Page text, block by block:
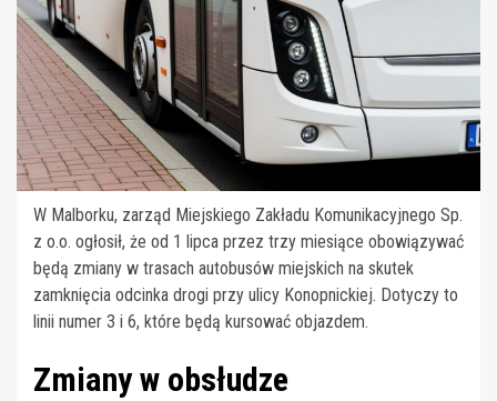
W Malborku, zarząd Miejskiego Zakładu Komunikacyjnego Sp.
z o.o. ogłosił, że od 1 lipca przez trzy miesiące obowiązywać
będą zmiany w trasach autobusów miejskich na skutek
zamknięcia odcinka drogi przy ulicy Konopnickiej. Dotyczy to
linii numer 3 i 6, które będą kursować objazdem.
Zmiany w obsłudze